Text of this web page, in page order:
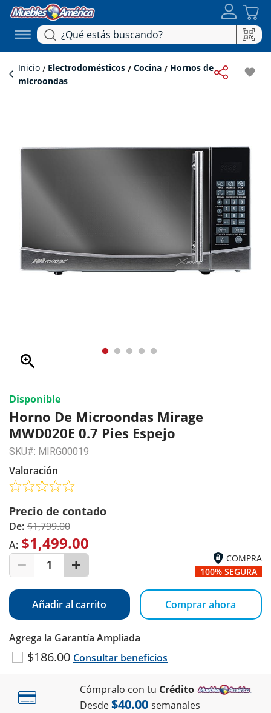
Inicio Electrodomésticos Cocina
Hornos de
microondas
favorite
zoom_in
Disponible
Horno De Microondas Mirage
MWD020E 0.7 Pies Espejo
SKU#: MIRG00019
Valoración
Precio de contado
De: $1,799.00
A: $1,499.00
1
COMPRA
100% SEGURA
Añadir al carrito Comprar ahora
Agrega la Garantía Ampliada
$186.00 Consultar beneficios
Cómpralo con tu Crédito
Desde$40.00 semanales